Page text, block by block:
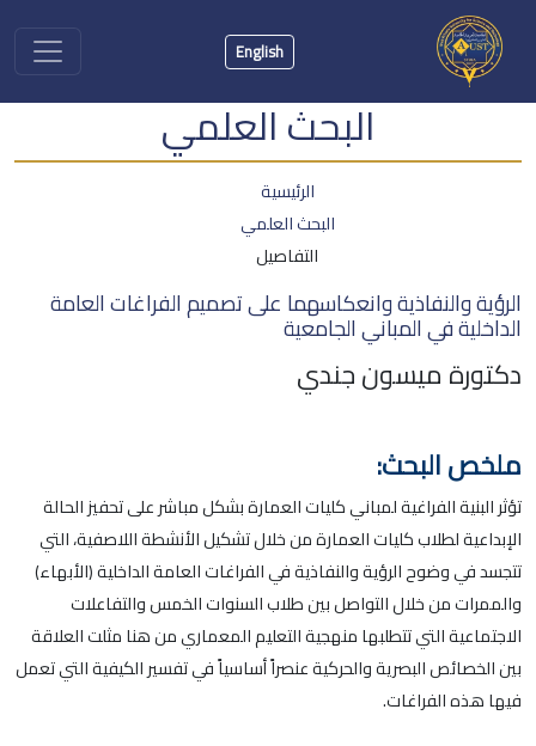
English
البحث العلمي
الرئيسية
البحث العلمي
التفاصيل
الرؤية والنفاذية وانعكاسهما على تصميم الفراغات العامة
الداخلية في المباني الجامعية
دكتورة ميسون جندي
ملخص البحث:
تؤثر البنية الفراغية لمباني كليات العمارة بشكل مباشر على تحفيز الحالة
الإبداعية لطلاب كليات العمارة من خلال تشكيل الأنشطة اللاصفية، التي
تتجسد في وضوح الرؤية والنفاذية في الفراغات العامة الداخلية (الأبهاء)
والممرات من خلال التواصل بين طلاب السنوات الخمس والتفاعلات
الاجتماعية التي تتطلبها منهجية التعليم المعماري من هنا مثلت العلاقة
بين الخصائص البصرية والحركية عنصراً أساسياً في تفسير الكيفية التي تعمل
فيها هذه الفراغات.